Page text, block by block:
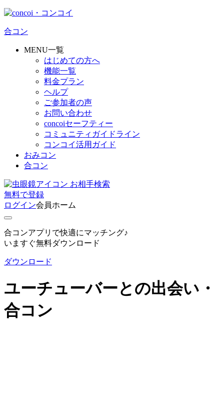
合コン
MENU一覧
はじめての方へ
機能一覧
料金プラン
ヘルプ
ご参加者の声
お問い合わせ
concoiセーフティー
コミュニティガイドライン
コンコイ活用ガイド
おみコン
合コン
お相手検索
無料で登録
ログイン会員ホーム
合コンアプリで快適にマッチング♪
いますぐ無料ダウンロード
ダウンロード
ユーチューバーとの出会い・
合コン